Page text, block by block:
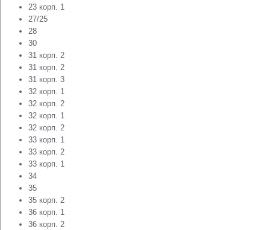
23 корп. 1
27/25
28
30
31 корп. 2
31 корп. 2
31 корп. 3
32 корп. 1
32 корп. 2
32 корп. 1
32 корп. 2
33 корп. 1
33 корп. 2
33 корп. 1
34
35
35 корп. 2
36 корп. 1
36 корп. 2